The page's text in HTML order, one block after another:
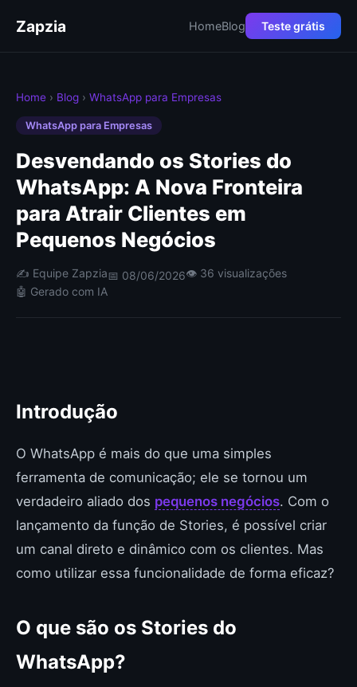
Zapzia HomeBlog Teste grátis
Home › Blog › WhatsApp para Empresas
WhatsApp para Empresas
Desvendando os Stories do
WhatsApp: A Nova Fronteira
para Atrair Clientes em
Pequenos Negócios
✍️ Equipe Zapzia📅 08/06/2026👁 36 visualizações
🤖 Gerado com IA
Introdução
O WhatsApp é mais do que uma simples
ferramenta de comunicação; ele se tornou um
verdadeiro aliado dos pequenos negócios. Com o
lançamento da função de Stories, é possível criar
um canal direto e dinâmico com os clientes. Mas
como utilizar essa funcionalidade de forma eficaz?
O que são os Stories do
WhatsApp?